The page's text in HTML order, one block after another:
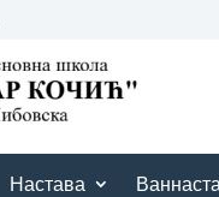
Настава